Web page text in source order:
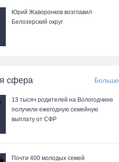
Юрий Жаворонков возглавил
Белозерский округ
сфера Больше
13 тысяч родителей на Вологодчине
получили ежегодную семейную
выплату от СФР
Почти 400 молодых семей